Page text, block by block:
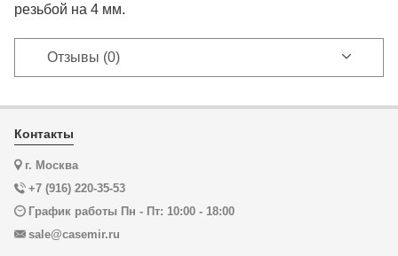
резьбой на 4 мм.
Отзывы (0)
Контакты
г. Москва
+7 (916) 220-35-53
График работы Пн - Пт: 10:00 - 18:00
sale@casemir.ru